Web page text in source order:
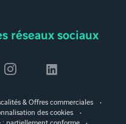
réseaux sociaux
Voir
la
page
Voir
page
& Offres commerciales
des cookies
: partiellement conforme